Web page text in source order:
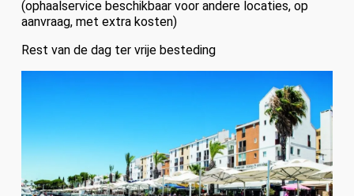
(ophaalservice beschikbaar voor andere locaties, op
aanvraag, met extra kosten)
Rest van de dag ter vrije besteding